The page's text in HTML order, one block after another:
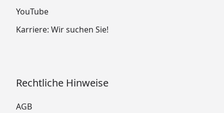
YouTube
Karriere: Wir suchen Sie!
Rechtliche Hinweise
AGB